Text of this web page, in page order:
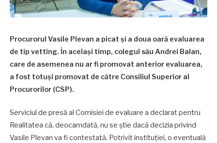
Procurorul Vasile Plevan a picat și a doua oară evaluarea
de tip vetting. În același timp, colegul său Andrei Balan,
care de asemenea nu ar fi promovat anterior evaluarea,
a fost totuși promovat de către Consiliul Superior al
Procurorilor (CSP).
Serviciul de presă al Comisiei de evaluare a declarat pentru
Realitatea că, deocamdată, nu se știe dacă decizia privind
Vasile Plevan va fi contestată. Potrivit instituției, o eventuală